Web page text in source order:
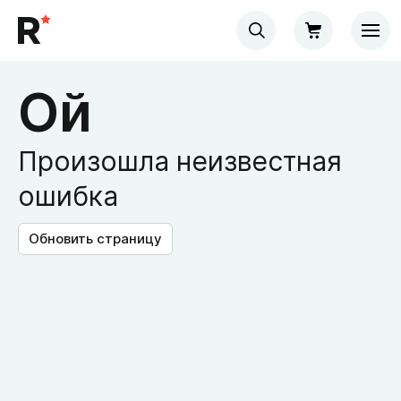
Ой
Произошла неизвестная
ошибка
Обновить страницу